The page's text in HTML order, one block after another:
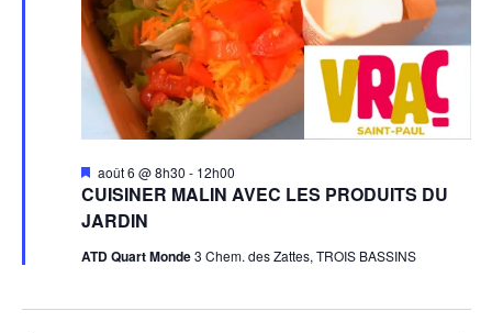
CUISINER MALIN AVEC LES PRODUITS DU
JARDIN
Mis
en
avant
août 6 @ 8h30 - 12h00
ATD Quart Monde3 Chem. des Zattes, TROIS BASSINS